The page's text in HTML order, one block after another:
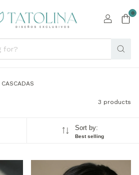
0
CASCADAS
3 products
Sort by:
Best selling